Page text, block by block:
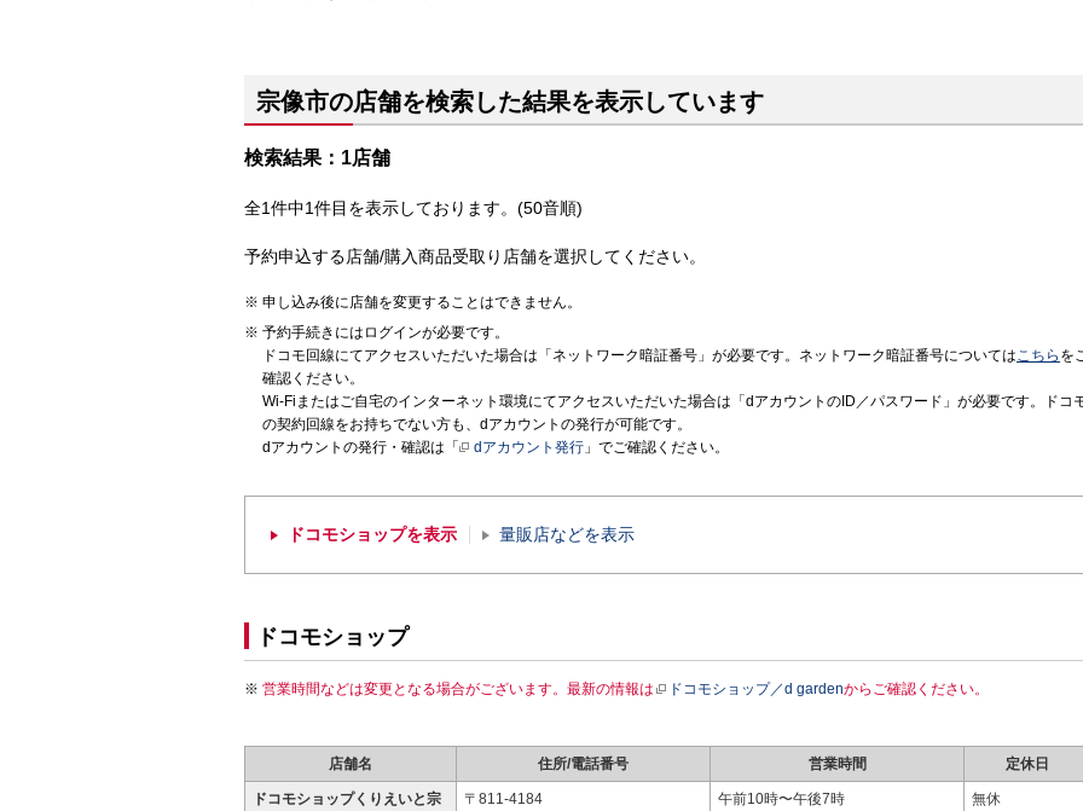
宗像市の店舗を検索した結果を表示しています
検索結果：1店舗
全1件中1件目を表示しております。(50音順)
予約申込する店舗/購入商品受取り店舗を選択してください。
申し込み後に店舗を変更することはできません。
予約手続きにはログインが必要です。
ドコモ回線にてアクセスいただいた場合は「ネットワーク暗証番号」が必要です。ネットワーク暗証番号についてはこちら を
確認ください。
Wi-Fiまたはご自宅のインターネット環境にてアクセスいただいた場合は「dアカウントのID／パスワード」が必要です。ドコ
の契約回線をお持ちでない方も、dアカウントの発行が可能です。
dアカウントの発行・確認は「
dアカウント発行 」でご確認ください。
ドコモショップを表示 量販店などを表示
ドコモショップ
営業時間などは変更となる場合がございます。最新の情報は ドコモショップ／d gardenからご確認ください。
店舗名 住所/電話番号 営業時間 定休日
ドコモショップくりえいと宗
〒811-4184
午前10時〜午後7時 無休